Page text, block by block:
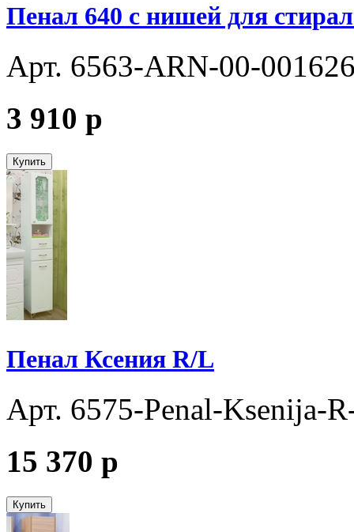
Пенал 640 с нишей для
Арт. 6563-ARN-00-
3 910 p
Купить
Пенал Ксения R/L
Арт. 6575-Penal-Ksenija-
15 370 p
Купить